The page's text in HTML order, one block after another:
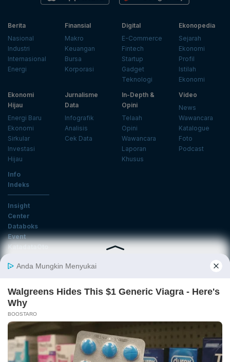
Berita
Nasional
Industri
Internasional
Energi
Finansial
Makro
Keuangan
Bursa
Korporasi
Digital
E-Commerce
Fintech
Startup
Gadget
Teknologi
Ekonopedia
Sejarah
Ekonomi
Profil
Istilah
Ekonomi
Ekonomi
Hijau
Energi Baru
Ekonomi
Sirkular
Investasi
Hijau
Jurnalisme
Data
Infografik
Analisis
Cek Data
In-Depth &
Opini
Telaah
Opini
Wawancara
Laporan
Khusus
Video
News
Wawancara
Katalogue
Foto
Podcast
Info
Indeks
Insight
Center
Databoks
Event
KatadataOto
Email
Daftar